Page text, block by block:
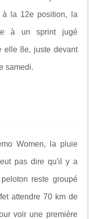
à la 12e position, la
à un sprint jugé
elle 8e, juste devant
samedi.
Women, la pluie
pas dire qu'il y a
reste groupé
attendre 70 km de
voir une première